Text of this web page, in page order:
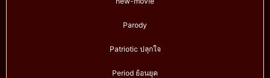
Parody
Patriotic ปลุกใจ
Period ย้อนยุค